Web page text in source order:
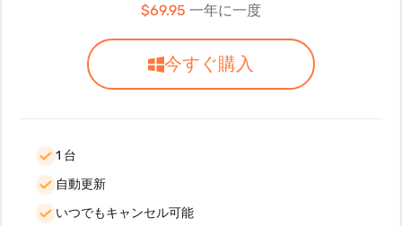
$69.95 一年に一度
今すぐ購入
1 台
自動更新
いつでもキャンセル可能